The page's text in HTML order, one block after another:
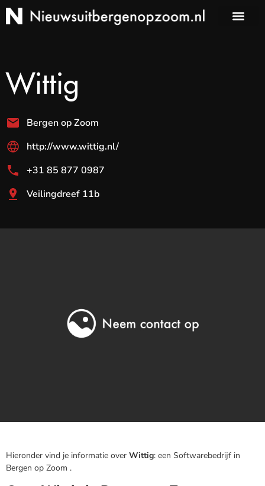
Wittig
Bergen op Zoom
http://www.wittig.nl/
+31 85 877 0987
Veilingdreef 11b
Hieronder vind je informatie over Wittig: een Softwarebedrijf in
Bergen op Zoom .